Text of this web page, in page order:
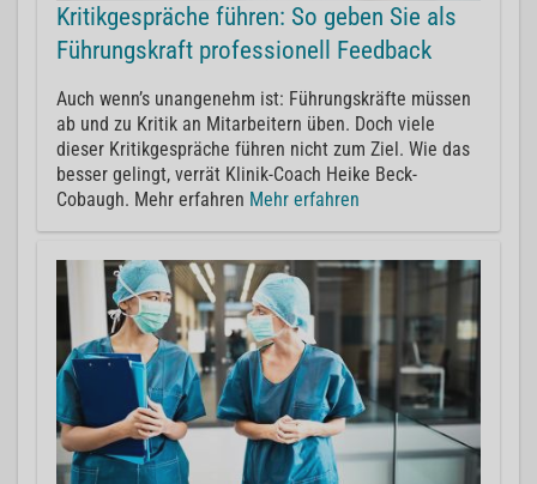
Kritikgespräche führen: So geben Sie als
Führungskraft professionell Feedback
Auch wenn’s unangenehm ist: Führungskräfte müssen
ab und zu Kritik an Mitarbeitern üben. Doch viele
dieser Kritikgespräche führen nicht zum Ziel. Wie das
besser gelingt, verrät Klinik-Coach Heike Beck-
Cobaugh. Mehr erfahren Mehr erfahren